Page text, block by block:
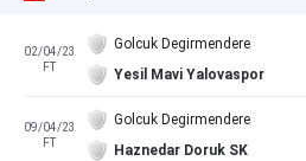
02/04/23
FT
Golcuk Degirmendere
Yesil Mavi Yalovaspor
09/04/23
FT
Golcuk Degirmendere
Haznedar Doruk SK